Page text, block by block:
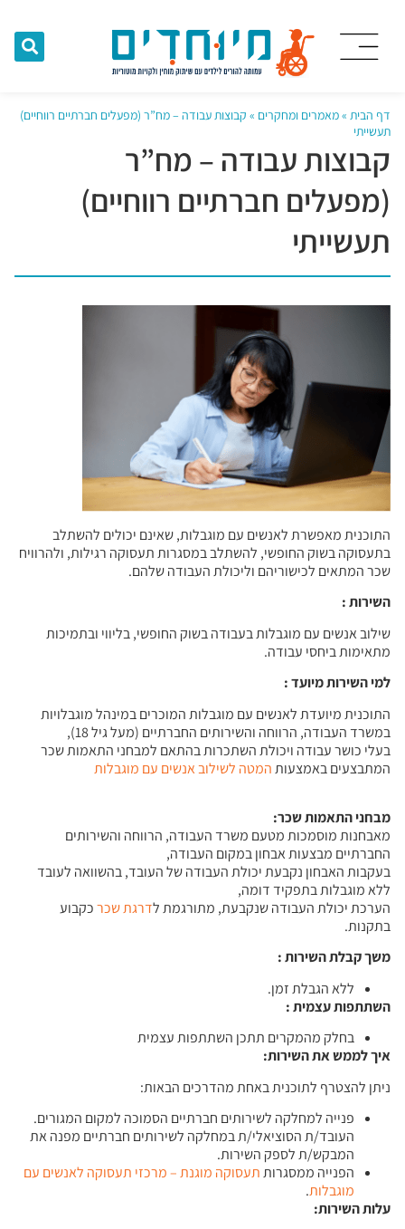
דף הבית »מאמרים ומחקרים » קבוצות עבודה – מח”ר (מפעלים חברתיים רווחיים)
תעשייתי
קבוצות עבודה – מח”ר
(מפעלים חברתיים רווחיים)
תעשייתי
התוכנית מאפשרת לאנשים עם מוגבלות, שאינם יכולים להשתלב
בתעסוקה בשוק החופשי, להשתלב במסגרות תעסוקה רגילות, ולהרוויח
שכר המתאים לכישוריהם וליכולת העבודה שלהם.
השירות:
שילוב אנשים עם מוגבלות בעבודה בשוק החופשי, בליווי ובתמיכות
מתאימות ביחסי עבודה.
למי השירות מיועד:
התוכנית מיועדת לאנשים עם מוגבלות המוכרים במינהל מוגבלויות
במשרד העבודה, הרווחה והשירותים החברתיים (מעל גיל 18),
בעלי כושר עבודה ויכולת השתכרות בהתאם למבחני התאמות שכר
המתבצעים באמצעותהמטה לשילוב אנשים עם מוגבלות
מבחני התאמות שכר:
מאבחנות מוסמכות מטעם משרד העבודה, הרווחה והשירותים
החברתיים מבצעות אבחון במקום העבודה,
בעקבות האבחון נקבעת יכולת העבודה של העובד, בהשוואה לעובד
ללא מוגבלות בתפקיד דומה,
הערכת יכולת העבודה שנקבעת, מתורגמת לדרגת שכרכקבוע
בתקנות.
משך קבלת השירות:
ללא הגבלת זמן.
השתתפות עצמית:
בחלק מהמקרים תתכן השתתפות עצמית
איך לממש את השירות:
ניתן להצטרף לתוכנית באחת מהדרכים הבאות:
פנייה למחלקה לשירותים חברתיים הסמוכה למקום המגורים.
העובד/ת הסוציאלי/ת במחלקה לשירותים חברתיים מפנה את
המבקש/ת לספק השירות.
הפנייה ממסגרותתעסוקה מוגנת – מרכזי תעסוקה לאנשים עם
מוגבלות.
עלות השירות: